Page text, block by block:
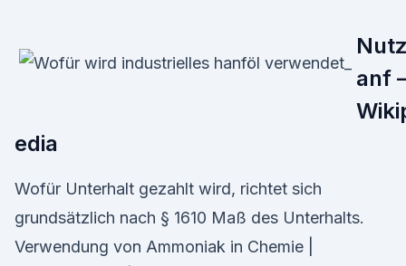
anf
edia
Wofür Unterhalt gezahlt wird, richtet sich
grundsätzlich nach § 1610 Maß des Unterhalts.
Verwendung von Ammoniak in Chemie |